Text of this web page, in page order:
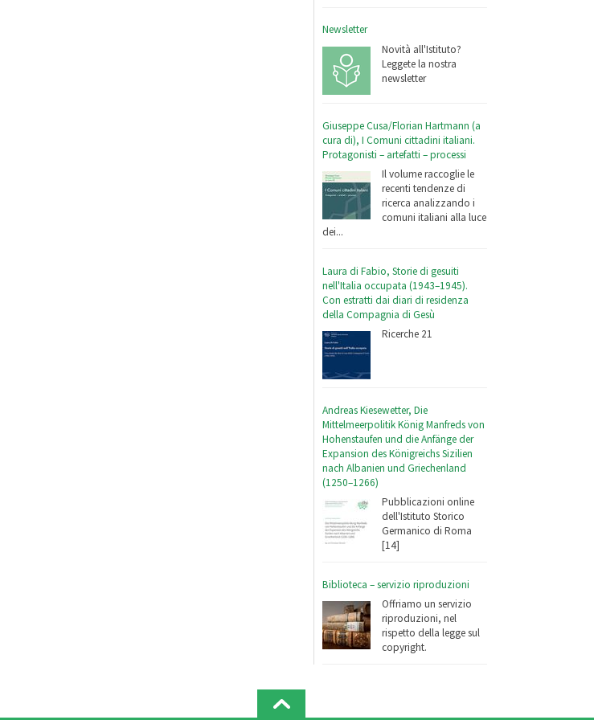
Newsletter
Novità all'Istituto?
Leggete la nostra
newsletter
Giuseppe Cusa/Florian Hartmann (a
cura di), I Comuni cittadini italiani.
Protagonisti – artefatti – processi
Il volume raccoglie le
recenti tendenze di
ricerca analizzando i
comuni italiani alla luce
dei...
Laura di Fabio, Storie di gesuiti
nell'Italia occupata (1943–1945).
Con estratti dai diari di residenza
della Compagnia di Gesù
Ricerche 21
Andreas Kiesewetter, Die
Mittelmeerpolitik König Manfreds von
Hohenstaufen und die Anfänge der
Expansion des Königreichs Sizilien
nach Albanien und Griechenland
(1250–1266)
Pubblicazioni online
dell'Istituto Storico
Germanico di Roma
[14]
Biblioteca – servizio riproduzioni
Offriamo un servizio
riproduzioni, nel
rispetto della legge sul
copyright.